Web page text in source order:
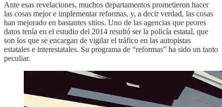
Ante esas revelaciones, muchos departamentos prometieron hacer
las cosas mejor e implementar reformas, y, a decir verdad, las cosas
han mejorado en bastantes sitios. Uno de las agencias que peores
datos tenía en el estudio del 2014 resultó ser la policía estatal, que
son los que se encargan de vigilar el tráfico en las autopistas
estatales e interestatales. Su programa de “reformas” ha sido un tanto
peculiar.